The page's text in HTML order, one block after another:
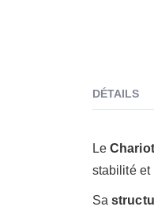
DÉTAILS
Le
stabilité et
Sa